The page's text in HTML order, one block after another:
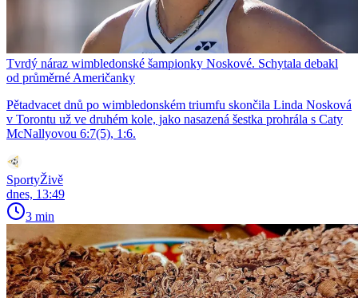
Tvrdý náraz wimbledonské šampionky Noskové. Schytala debakl
od průměrné Američanky
Pětadvacet dnů po wimbledonském triumfu skončila Linda Nosková
v Torontu už ve druhém kole, jako nasazená šestka prohrála s Caty
McNallyovou 6:7(5), 1:6.
SportyŽivě
dnes, 13:49
3 min